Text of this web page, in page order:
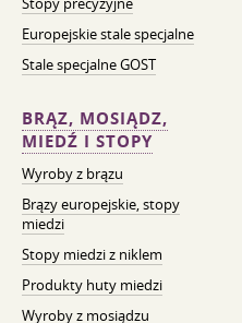
Europejskie stale specjalne
Stale specjalne GOST
BRĄZ, MOSIĄDZ,
MIEDŹ I STOPY
Wyroby z brązu
Brązy europejskie, stopy
miedzi
Stopy miedzi z niklem
Produkty huty miedzi
Wyroby z mosiądzu